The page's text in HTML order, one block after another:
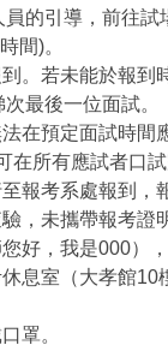
的引導，前往試
間)。
。若未能於報
最後一位面試。
在預定面試時間
所有應試者口試
報考系處報到，
，未攜帶報考證
好，我是000），
息室（大孝館10
罩。